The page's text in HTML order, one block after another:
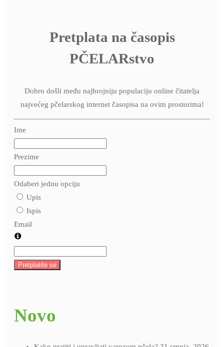
Pretplata na časopis
PČELARstvo
Dobro došli među najbrojniju populaciju online čitatelja
najvećeg pčelarskog internet časopisa na ovim prostorima!
Ime
Prezime
Odaberi jednu opciju
Upis
Ispis
Email
Pretplatite se
Novo